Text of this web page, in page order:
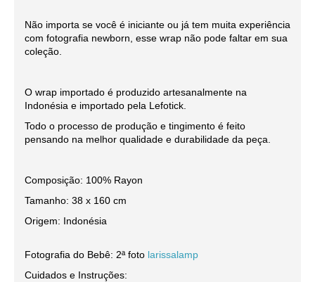
Não importa se você é iniciante ou já tem muita experiência
com fotografia newborn, esse wrap não pode faltar em sua
coleção.
O wrap importado é produzido artesanalmente na
Indonésia e importado pela Lefotick.
Todo o processo de produção e tingimento é feito
pensando na melhor qualidade e durabilidade da peça.
Composição: 100% Rayon
Tamanho: 38 x 160 cm
Origem: Indonésia
Fotografia do Bebê: 2ª foto larissalamp
Cuidados e Instruções: